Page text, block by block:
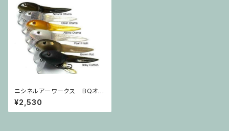
ニシネルアーワークス BQオタ
マ
¥2,530